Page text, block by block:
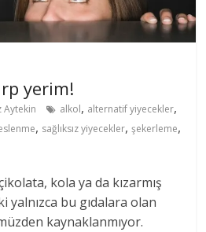
yerim!
Aytekin alkol, alternatif yiyecekler,
, sağlıksız yiyecekler,şekerleme,
kola ya da kızarmış
yalnızca bu gıdalara olan
kaynaklanmıyor.